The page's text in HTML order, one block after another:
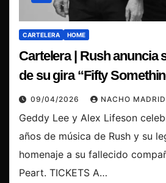
CARTELERA HOME
Cartelera | Rush anuncia
de su gira “Fifty
09/04/2026 NACHO MADRID
Geddy Lee y Alex Lifeson
años de música de Rush y su
homenaje a su fallecido
Peart. TICKETS A…